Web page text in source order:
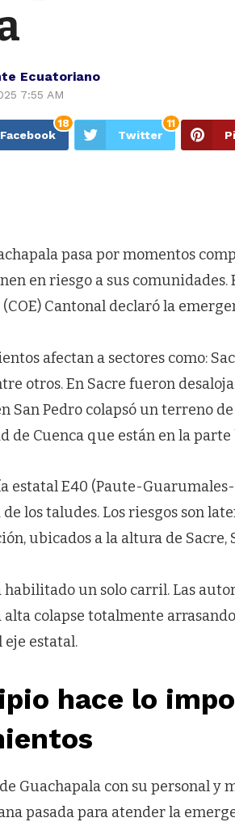
Ecuatoriano
7:55 AM
Facebook
18
Twitter
11
pasa por momentos
en riesgo a sus comunidades.
Cantonal declaró la
afectan a sectores como:
otros. En Sacre fueron
San Pedro colapsó un terreno
de Cuenca que están en la parte
estatal E40 (Paute-
los taludes. Los riesgos son
ubicados a la altura de Sacre,
habilitado un solo carril. Las
alta colapse totalmente
estatal.
hace lo
Guachapala con su personal y
pasada para atender la